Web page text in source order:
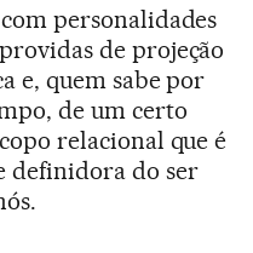
personalidades
de projeção
e, quem sabe por
de um certo
relacional que é
definidora do ser